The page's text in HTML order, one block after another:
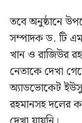
তবে অনুষ্ঠানে
সম্পাদক ড. টি
খান ও রাজিউর
নেতাকে দেখা
অ্যাডভোকেট
রহমানসহ দলের